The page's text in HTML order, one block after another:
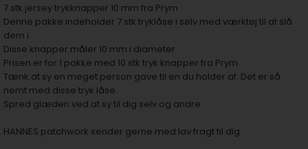
7 stk jersey trykknapper 10 mm fra Prym
Denne pakke indeholder 7 stk tryklåse i sølv med værktøj til at slå
dem i.
Disse knapper måler 10 mm i diameter.
Prisen er for 1 pakke med 10 stk tryk knapper fra Prym.
Tænk at sy en meget person gave til en du holder af. Det er så
nemt med disse tryk låse.
Spred glæden ved at sy til dig selv og andre.
HANNES patchwork sender gerne med lav fragt til dig.